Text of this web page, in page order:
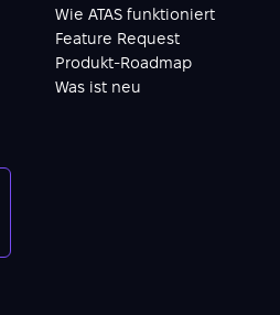
Wie ATAS funktioniert
Feature Request
Produkt-Roadmap
Was ist neu